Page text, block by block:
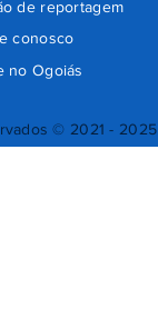
© 2021 - 2025
de reportagem
conosco
no Ogoiás